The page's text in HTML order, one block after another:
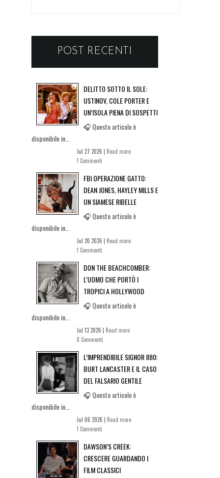
POST RECENTI
DELITTO SOTTO IL SOLE:
USTINOV, COLE PORTER E
UN’ISOLA PIENA DI SOSPETTI
🎧 Questo articolo è
disponibile in...
Jul 27 2026 | Read more
1 Commenti
FBI OPERAZIONE GATTO:
DEAN JONES, HAYLEY MILLS E
UN SIAMESE RIBELLE
🎧 Questo articolo è
disponibile in...
Jul 20 2026 | Read more
1 Commenti
DON THE BEACHCOMBER:
L’UOMO CHE PORTÒ I
TROPICI A HOLLYWOOD
🎧 Questo articolo è
disponibile in...
Jul 13 2026 | Read more
0 Commenti
L’IMPRENDIBILE SIGNOR 880:
BURT LANCASTER E IL CASO
DEL FALSARIO GENTILE
🎧 Questo articolo è
disponibile in...
Jul 06 2026 | Read more
1 Commenti
DAWSON’S CREEK:
CRESCERE GUARDANDO I
FILM CLASSICI